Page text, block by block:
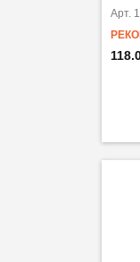
Арт.